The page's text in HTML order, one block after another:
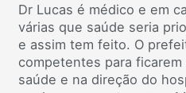
Dr Lucas é médico e em
várias que saúde seria
e assim tem feito. O
competentes para
saúde e na direção do